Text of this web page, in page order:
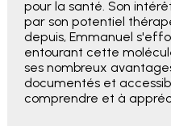
pour la santé. Son
par son potentiel
depuis, Emmanuel
entourant cette
ses nombreux
documentés et
comprendre et à